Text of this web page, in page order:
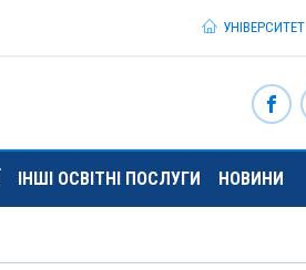
УНІВЕРСИТЕТ
ІНШІ ОСВІТНІ ПОСЛУГИ НОВИНИ